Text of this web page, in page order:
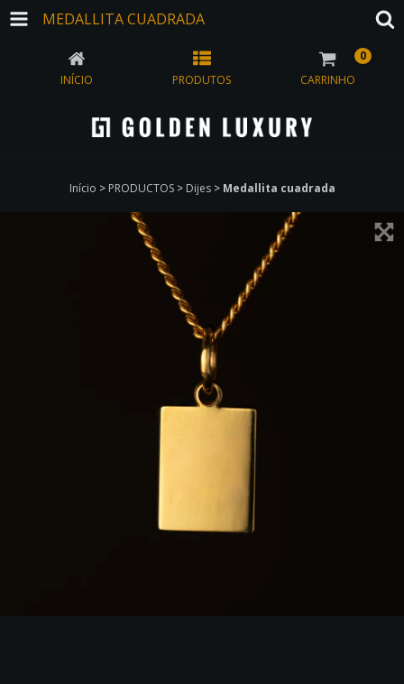
MEDALLITA CUADRADA
INÍCIO PRODUTOS CARRINHO
0
Início > PRODUCTOS > Dijes > Medallita cuadrada